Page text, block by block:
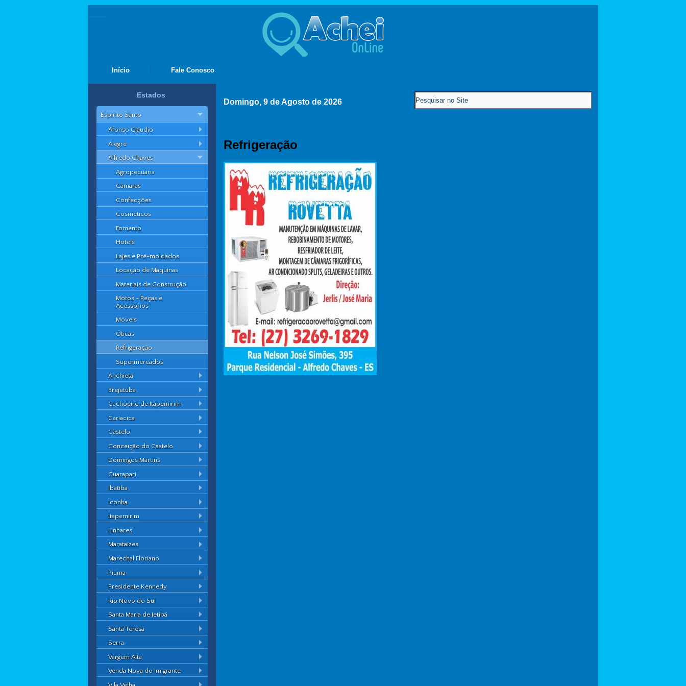
Início Fale Conosco
Estados
Espírito Santo
Afonso Cláudio
Alegre
Alfredo Chaves
Agropecuária
Câmaras
Confecções
Cosméticos
Fomento
Hoteis
Lajes e Pré-moldados
Locação de Máquinas
Materiais de Construção
Motos - Peças e
Acessórios
Móveis
Óticas
Refrigeração
Supermercados
Anchieta
Brejetuba
Cachoeiro de Itapemirim
Cariacica
Castelo
Conceição do Castelo
Domingos Martins
Guarapari
Ibatiba
Iconha
Itapemirim
Linhares
Marataízes
Marechal Floriano
Piúma
Presidente Kennedy
Rio Novo do Sul
Santa Maria de Jetibá
Santa Teresa
Serra
Vargem Alta
Venda Nova do Imigrante
Domingo, 9 de Agosto de 2026
Refrigeração